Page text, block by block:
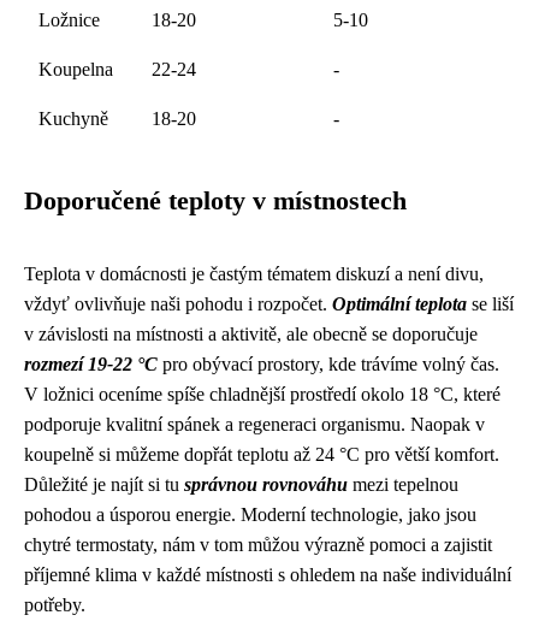
Ložnice 18-20 5-10
Koupelna 22-24 -
Kuchyně 18-20 -
Doporučené teploty v místnostech
Teplota v domácnosti je častým tématem diskuzí a není divu,
vždyť ovlivňuje naši pohodu i rozpočet. Optimální teplota se liší
v závislosti na místnosti a aktivitě, ale obecně se doporučuje
rozmezí 19-22 °C pro obývací prostory, kde trávíme volný čas.
V ložnici oceníme spíše chladnější prostředí okolo 18 °C, které
podporuje kvalitní spánek a regeneraci organismu. Naopak v
koupelně si můžeme dopřát teplotu až 24 °C pro větší komfort.
Důležité je najít si tu správnou rovnováhu mezi tepelnou
pohodou a úsporou energie. Moderní technologie, jako jsou
chytré termostaty, nám v tom můžou výrazně pomoci a zajistit
příjemné klima v každé místnosti s ohledem na naše individuální
potřeby.